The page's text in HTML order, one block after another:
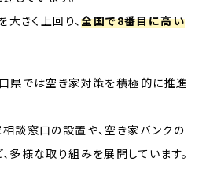
きく上回り、全国で8番目に高い
県では空き家対策を積極的に推進
談窓口の設置や、空き家バンクの
多様な取り組みを展開しています。